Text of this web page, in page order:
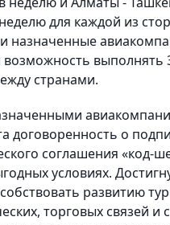
для каждой из
назначенные
возможность выполнять
странами.
договоренность о
соглашения «код-
условиях.
развитию
торговых связей и